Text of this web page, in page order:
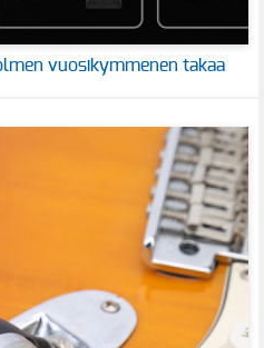
vuosikymmenen takaa